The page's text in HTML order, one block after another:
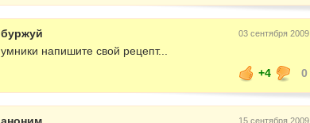
буржуй 03 сентября 2009
умники напишите свой рецепт...
+4
0
15 сентября 2009